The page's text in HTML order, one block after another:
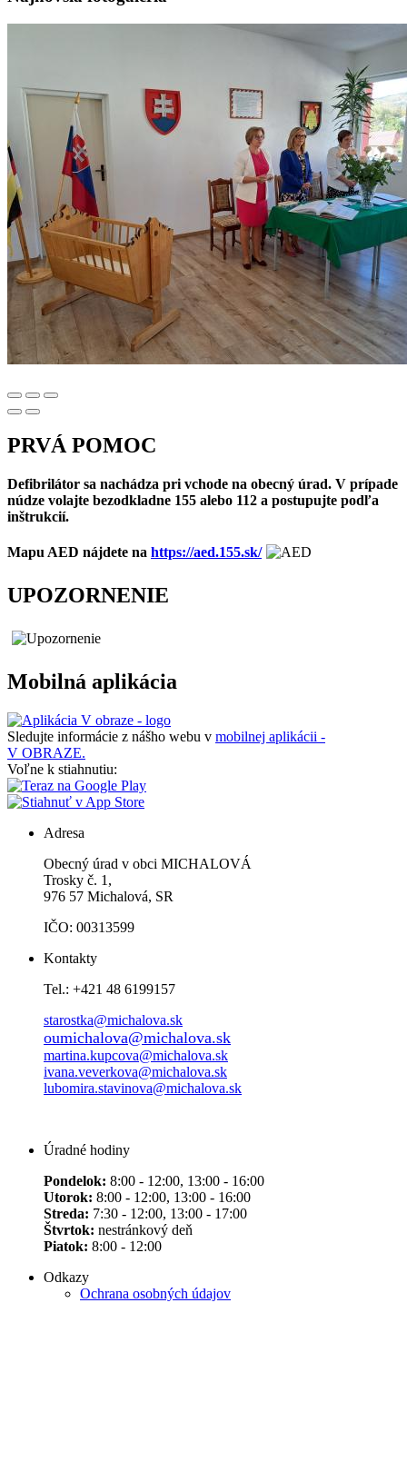
PRVÁ POMOC
Defibrilátor sa nachádza pri vchode na obecný úrad. V prípade
núdze volajte bezodkladne 155 alebo 112 a postupujte podľa
inštrukcií.
Mapu AED nájdete na https://aed.155.sk/
UPOZORNENIE
Mobilná aplikácia
Sledujte informácie z nášho webu v mobilnej aplikácii -
V OBRAZE.
Voľne k stiahnutiu:
Adresa
Obecný úrad v obci MICHALOVÁ
Trosky č. 1,
976 57 Michalová, SR
IČO: 00313599
Kontakty
Tel.: +421 48 6199157
starostka@michalova.sk
oumichalova@michalova.sk
martina.kupcova@michalova.sk
ivana.veverkova@michalova.sk
lubomira.stavinova@michalova.sk
Úradné hodiny
Pondelok: 8:00 - 12:00, 13:00 - 16:00
Utorok: 8:00 - 12:00, 13:00 - 16:00
Streda: 7:30 - 12:00, 13:00 - 17:00
Štvrtok: nestránkový deň
Piatok: 8:00 - 12:00
Odkazy
Ochrana osobných údajov